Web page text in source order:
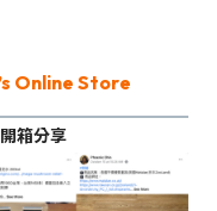
Online Store
箱分享